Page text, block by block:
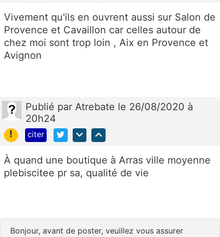
Vivement qu'ils en ouvrent aussi sur Salon de
Provence et Cavaillon car celles autour de
chez moi sont trop loin , Aix en Provence et
Avignon
Publié par Atrebate le 26/08/2020 à
20h24
!
citer
À quand une boutique à Arras ville moyenne
plebiscitee pr sa, qualité de vie
Bonjour, avant de poster, veuillez vous assurer